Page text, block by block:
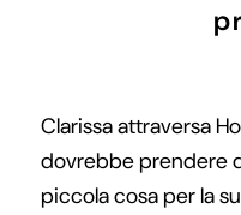
Clarissa attraversa
dovrebbe prendere
piccola cosa per la